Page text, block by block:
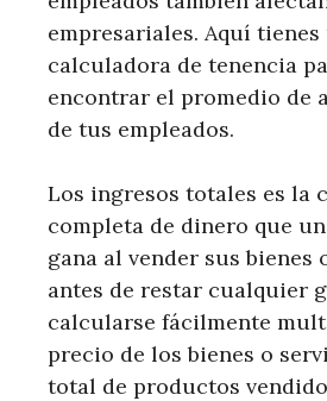
empresariales. Aquí tienes
calculadora de tenencia
encontrar el promedio de
de tus empleados.
Los ingresos totales es la
completa de dinero que
gana al vender sus bienes
antes de restar cualquier
calcularse fácilmente
precio de los bienes o
total de productos